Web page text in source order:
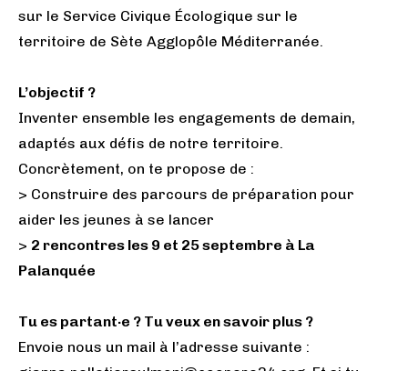
sur le Service Civique Écologique sur le
territoire de Sète Agglopôle Méditerranée.
L’objectif ?
Inventer ensemble les engagements de demain,
adaptés aux défis de notre territoire.
Concrètement, on te propose de :
> Construire des parcours de préparation pour
aider les jeunes à se lancer
> 2 rencontres les 9 et 25 septembre à La
Palanquée
Tu es partant·e ? Tu veux en savoir plus ?
Envoie nous un mail à l’adresse suivante :